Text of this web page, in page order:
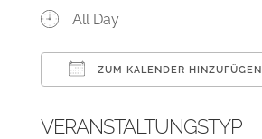
All Day
ZUM KALENDER HINZUFÜGEN
VERANSTALTUNGSTYP